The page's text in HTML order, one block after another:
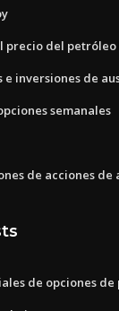
precio del petróleo
e inversiones de
semanales
de acciones de
de opciones de